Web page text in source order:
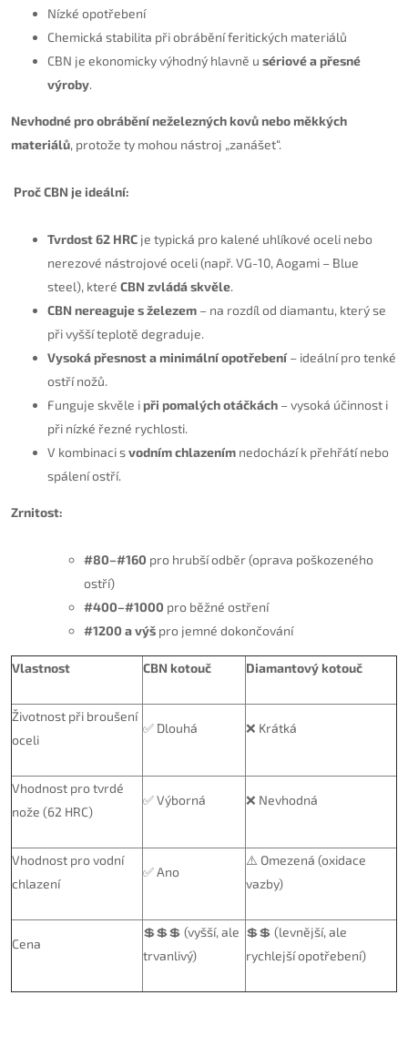
Nízké opotřebení
Chemická stabilita při obrábění feritických materiálů
CBN je ekonomicky výhodný hlavně u sériové a přesné
výroby.
Nevhodné pro obrábění neželezných kovů nebo měkkých
materiálů, protože ty mohou nástroj „zanášet“.
Proč CBN je ideální:
Tvrdost 62 HRC je typická pro kalené uhlíkové oceli nebo
nerezové nástrojové oceli (např. VG-10, Aogami – Blue
steel), které CBN zvládá skvěle.
CBN nereaguje s železem – na rozdíl od diamantu, který se
při vyšší teplotě degraduje.
Vysoká přesnost a minimální opotřebení – ideální pro tenké
ostří nožů.
Funguje skvěle ipři pomalých otáčkách – vysoká účinnost i
při nízké řezné rychlosti.
V kombinaci svodním chlazením nedochází k přehřátí nebo
spálení ostří.
Zrnitost:
#80–#160 pro hrubší odběr (oprava poškozeného
ostří)
#400–#1000 pro běžné ostření
#1200 a výš pro jemné dokončování
Vlastnost CBN kotouč Diamantový kotouč
Životnost při broušení
oceli
✅ Dlouhá ❌ Krátká
Vhodnost pro tvrdé
nože (62 HRC)
✅ Výborná ❌ Nevhodná
Vhodnost pro vodní
chlazení
✅ Ano
⚠️ Omezená (oxidace
vazby)
Cena
💲💲💲 (vyšší, ale
trvanlivý)
💲💲 (levnější, ale
rychlejší opotřebení)